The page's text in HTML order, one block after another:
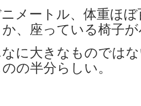
メートル、体重ほ
、座っている椅子
に大きなものでは
の半分らしい。